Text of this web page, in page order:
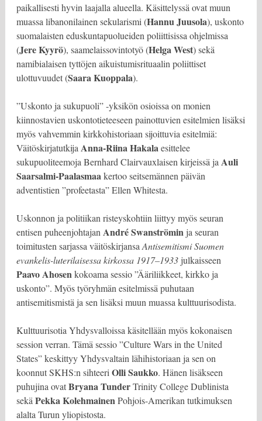
paikallisesti hyvin laajalla alueella. Käsittelyssä ovat muun
muassa libanonilainen sekularismi (Hannu Juusola), uskonto
suomalaisten eduskuntapuolueiden poliittisissa ohjelmissa
(Jere Kyyrö), saamelaissovintotyö (Helga West) sekä
namibialaisen tyttöjen aikuistumisrituaalin poliittiset
ulottuvuudet (Saara Kuoppala).
”Uskonto ja sukupuoli” -yksikön osioissa on monien
kiinnostavien uskontotieteeseen painottuvien esitelmien lisäksi
myös vahvemmin kirkkohistoriaan sijoittuvia esitelmiä:
Väitöskirjatutkija Anna-Riina Hakala esittelee
sukupuoliteemoja Bernhard Clairvauxlaisen kirjeissä ja Auli
Saarsalmi-Paalasmaa kertoo seitsemännen päivän
adventistien ”profeetasta” Ellen Whitesta.
Uskonnon ja politiikan risteyskohtiin liittyy myös seuran
entisen puheenjohtajan André Swanströmin ja seuran
toimitusten sarjassa väitöskirjansa Antisemitismi Suomen
evankelis-luterilaisessa kirkossa 1917–1933julkaisseen
Paavo Ahosen kokoama sessio ”Ääriliikkeet, kirkko ja
uskonto”. Myös työryhmän esitelmissä puhutaan
antisemitismistä ja sen lisäksi muun muassa kulttuurisodista.
Kulttuurisotia Yhdysvalloissa käsitellään myös kokonaisen
session verran. Tämä sessio ”Culture Wars in the United
States” keskittyy Yhdysvaltain lähihistoriaan ja sen on
koonnut SKHS:n sihteeri Olli Saukko. Hänen lisäkseen
puhujina ovatBryana TunderTrinity College Dublinista
sekä Pekka Kolehmainen Pohjois-Amerikan tutkimuksen
alalta Turun yliopistosta.